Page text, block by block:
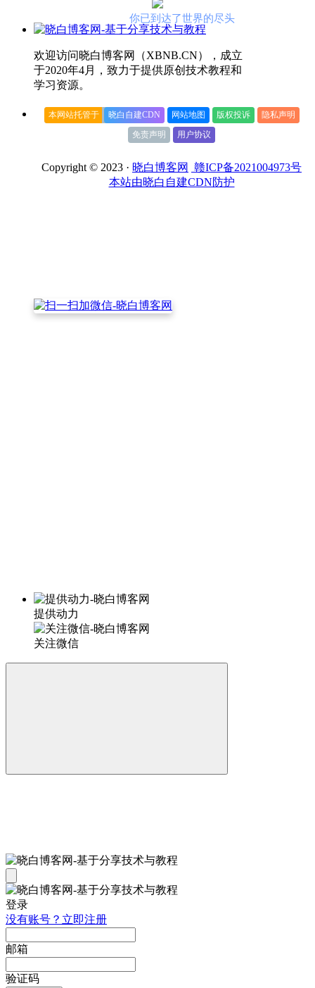
你已到达了世界的尽头
欢迎访问晓白博客网（XBNB.CN），成立
于2020年4月，致力于提供原创技术教程和
学习资源。
本网站托管于 晓白自建CDN 网站地图 版权投诉
隐私声明
免责声明
用户协议
Copyright © 2023 · 晓白博客网
赣ICP备2021004973号
本站由晓白自建CDN防护
提供动力
关注微信
登录
没有账号？立即注册
邮箱
验证码